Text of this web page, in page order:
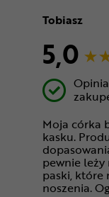
Tobiasz
5,0
Moja córka
kasku.
pewnie leży
paski, które
noszenia.